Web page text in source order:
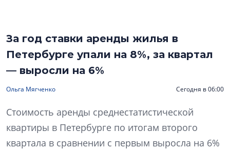
За год ставки аренды жилья в
Петербурге упали на 8%, за квартал
— выросли на 6%
Ольга Мягченко Сегодня в 06:00
Стоимость аренды среднестатистической
квартиры в Петербурге по итогам второго
квартала в сравнении с первым выросла на 6%